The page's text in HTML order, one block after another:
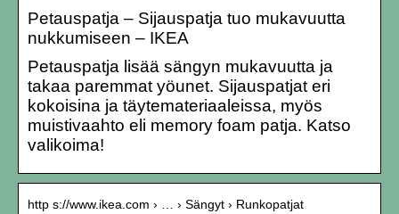
Petauspatja – Sijauspatja tuo mukavuutta
nukkumiseen – IKEA
Petauspatja lisää sängyn mukavuutta ja
takaa paremmat yöunet. Sijauspatjat eri
kokoisina ja täytemateriaaleissa, myös
muistivaahto eli memory foam patja. Katso
valikoima!
http s://www.ikea.com › … › Sängyt › Runkopatjat